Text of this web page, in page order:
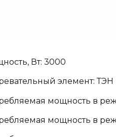
Вт: 3000
элемент: ТЭН
мощность в
мощность в